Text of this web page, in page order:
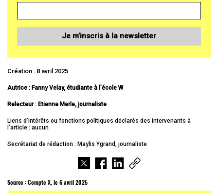
Je m’inscris à la newsletter
Création : 8 avril 2025
Autrice : Fanny Velay, étudiante à l’école W
Relecteur : Etienne Merle, journaliste
Liens d’intérêts ou fonctions politiques déclarés des intervenants à
l’article : aucun
Secrétariat de rédaction : Maylis Ygrand, journaliste
Source :Compte X, le 6 avril 2025